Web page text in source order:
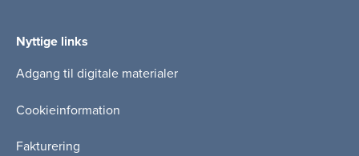
Nyttige links
Adgang til digitale materialer
Cookieinformation
Fakturering